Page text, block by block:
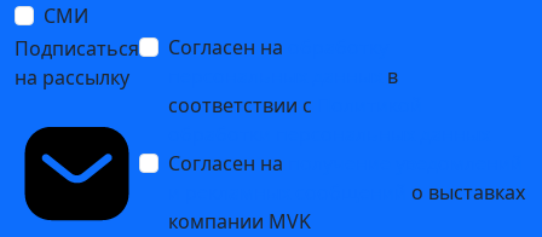
СМИ
Подписаться
на рассылку
Согласен на
в
соответствии с
Согласен на
о выставках
компании MVK